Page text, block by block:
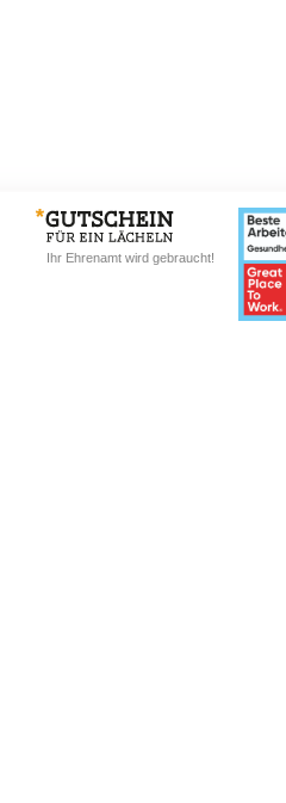
Ihr Ehrenamt wird gebraucht!